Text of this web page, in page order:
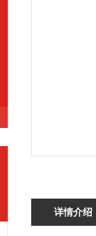
详情介绍